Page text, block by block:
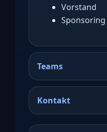
Vorstand
Sponsoring
Teams
Kontakt